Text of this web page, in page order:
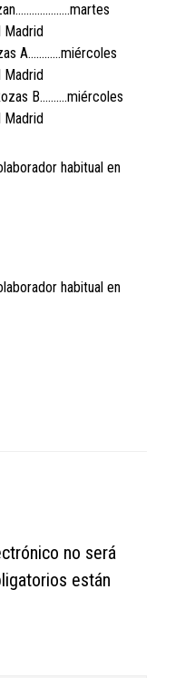
Madrid
A…………miércoles
Madrid
B……….miércoles
Madrid
habitual en
habitual en
no será
están